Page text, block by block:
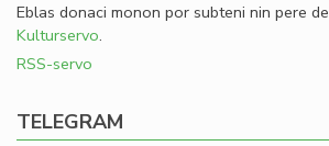
Eblas donaci monon por subteni nin pere de
Kulturservo.
RSS-servo
TELEGRAM